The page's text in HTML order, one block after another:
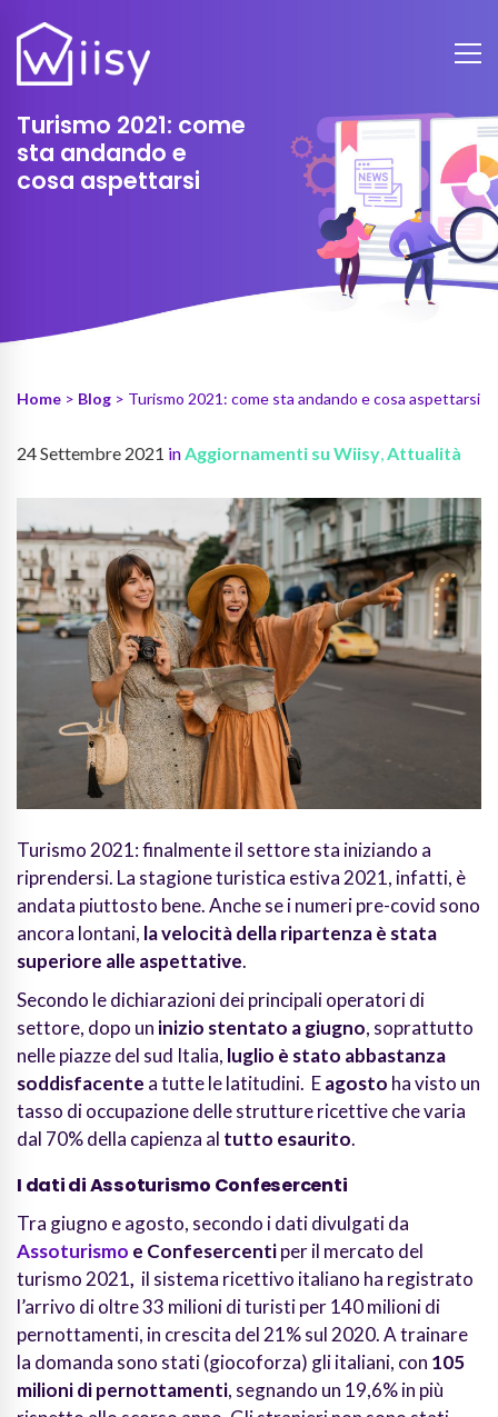
Turismo 2021: come
sta andando e
cosa aspettarsi
Home > Blog > Turismo 2021: come sta andando e cosa aspettarsi
24 Settembre 2021 inAggiornamenti su Wiisy,Attualità
Turismo 2021: finalmente il settore sta iniziando a
riprendersi. La stagione turistica estiva 2021, infatti, è
andata piuttosto bene. Anche se i numeri pre-covid sono
ancora lontani, la velocità della ripartenza è stata
superiore alle aspettative.
Secondo le dichiarazioni dei principali operatori di
settore, dopo un inizio stentato a giugno, soprattutto
nelle piazze del sud Italia, luglio è stato abbastanza
soddisfacente a tutte le latitudini. Eagosto ha visto un
tasso di occupazione delle strutture ricettive che varia
dal 70% della capienza al tutto esaurito.
I dati di Assoturismo Confesercenti
Tra giugno e agosto, secondo i dati divulgati da
Assoturismo e Confesercentiper il mercato del
turismo 2021, il sistema ricettivo italiano ha registrato
l’arrivo di oltre 33 milioni di turisti per 140 milioni di
pernottamenti, in crescita del 21% sul 2020. A trainare
la domanda sono stati (giocoforza) gli italiani, con 105
milioni di pernottamenti, segnando un 19,6% in più